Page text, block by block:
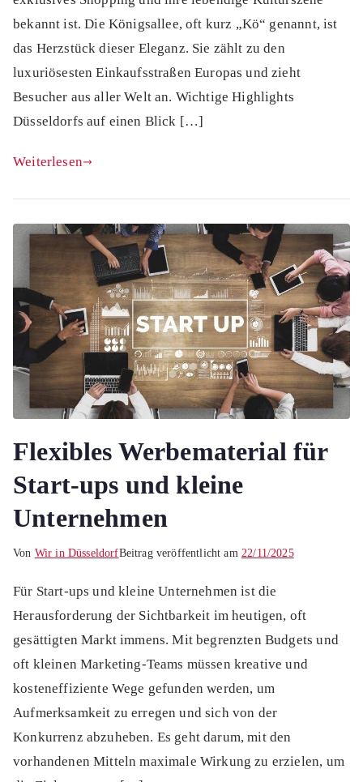
bekannt ist. Die Königsallee, oft kurz „Kö“ genannt, ist
das Herzstück dieser Eleganz. Sie zählt zu den
luxuriösesten Einkaufsstraßen Europas und zieht
Besucher aus aller Welt an. Wichtige Highlights
Düsseldorfs auf einen Blick […]
Weiterlesen
Flexibles Werbematerial für
Start-ups und kleine
Unternehmen
Von Wir in DüsseldorfBeitrag veröffentlicht am 22/11/2025
Für Start-ups und kleine Unternehmen ist die
Herausforderung der Sichtbarkeit im heutigen, oft
gesättigten Markt immens. Mit begrenzten Budgets und
oft kleinen Marketing-Teams müssen kreative und
kosteneffiziente Wege gefunden werden, um
Aufmerksamkeit zu erregen und sich von der
Konkurrenz abzuheben. Es geht darum, mit den
vorhandenen Mitteln maximale Wirkung zu erzielen, um